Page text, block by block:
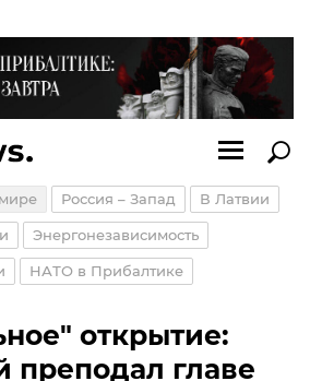
Россия – Запад В Латвии
Энергонезависимость
НАТО в Прибалтике
открытие:
преподал главе